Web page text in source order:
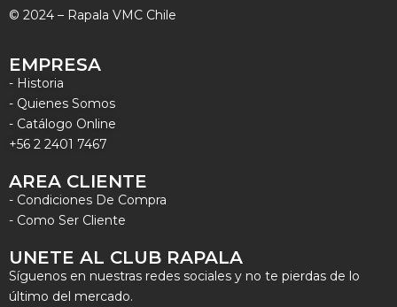
© 2024 – Rapala VMC Chile
EMPRESA
- Historia
- Quienes Somos
- Catálogo Online
+56 2 2401 7467
AREA CLIENTE
- Condiciones De Compra
- Como Ser Cliente
UNETE AL CLUB RAPALA
Síguenos en nuestras redes sociales y no te pierdas de lo
último del mercado.